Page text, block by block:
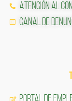
Atención al
Canal de